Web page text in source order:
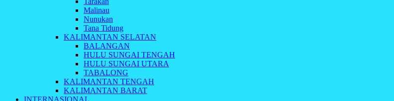
Malinau
Nunukan
Tana Tidung
KALIMANTAN SELATAN
BALANGAN
HULU SUNGAI TENGAH
HULU SUNGAI UTARA
TABALONG
KALIMANTAN TENGAH
KALIMANTAN BARAT
INTERNASIONAL